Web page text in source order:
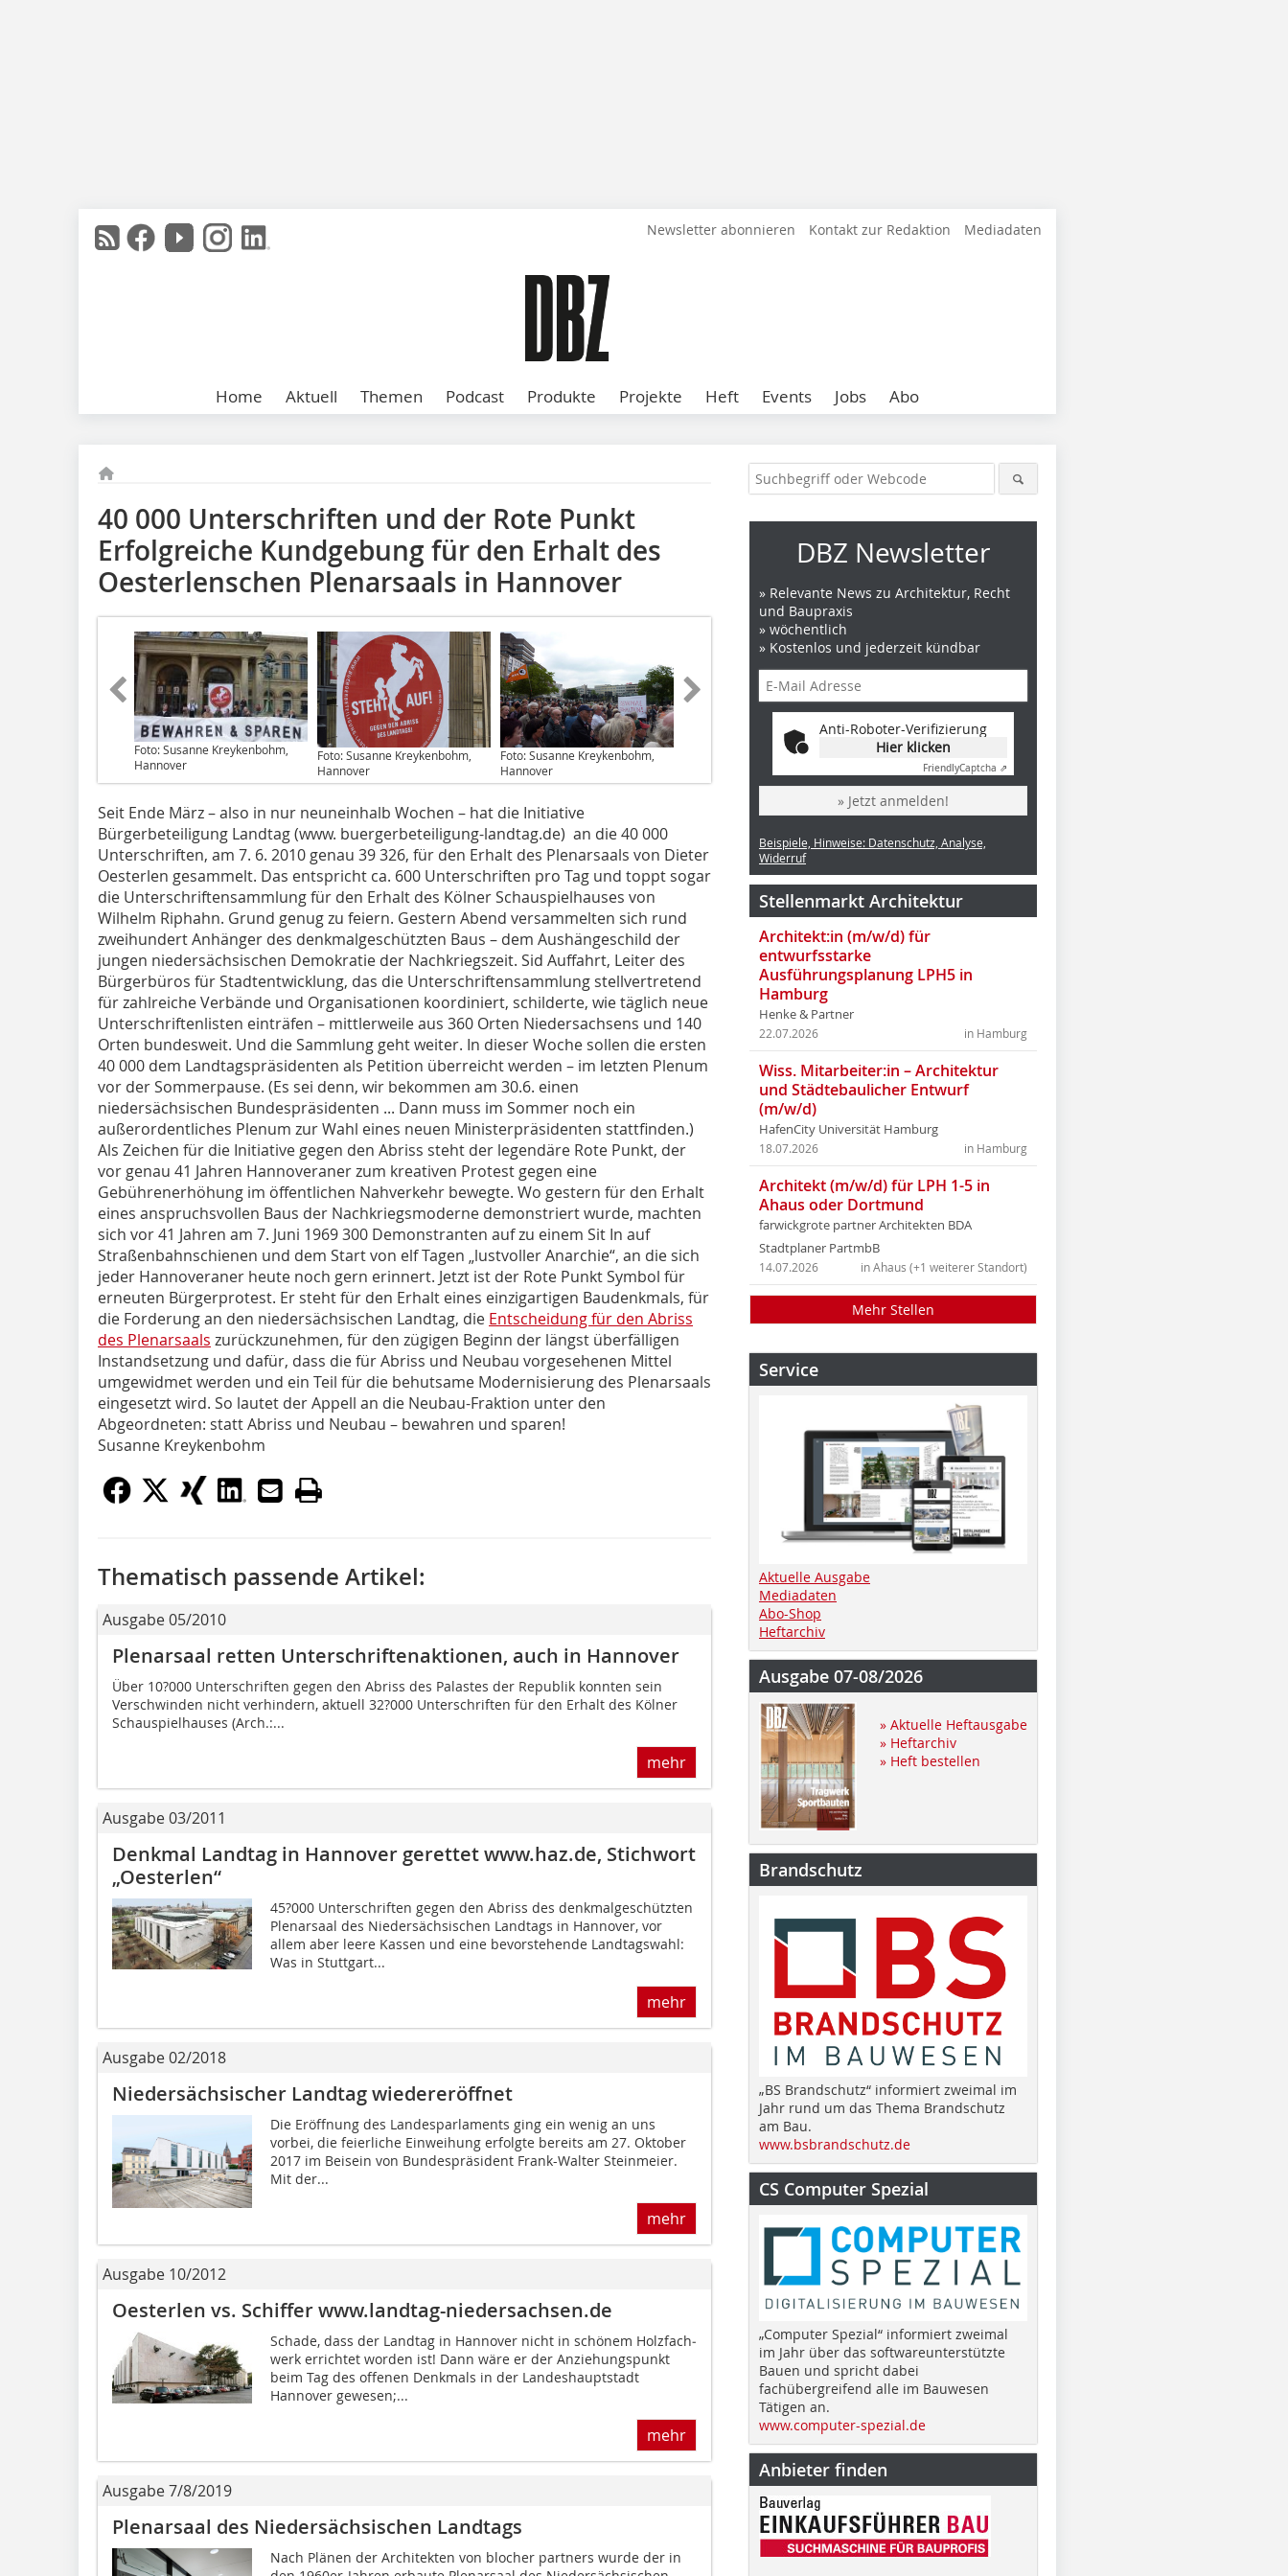
Newsletter abonnieren Kontakt zur Redaktion Mediadaten
Home Aktuell Themen Podcast Produkte Projekte Heft Events Jobs Abo
40 000 Unterschriften und der Rote Punkt
Erfolgreiche Kundgebung für den Erhalt des
Oesterlenschen Plenarsaals in Hannover
Foto: Susanne Kreykenbohm,
Hannover
Foto: Susanne Kreykenbohm,
Hannover
Foto: Susanne Kreykenbohm,
Hannover
Seit Ende März – also in nur neuneinhalb Wochen – hat die Initiative
Bürgerbeteiligung Landtag (www. buergerbeteiligung-landtag.de) an die 40 000
Unterschriften, am 7. 6. 2010 genau 39 326, für den Erhalt des Plenarsaals von Dieter
Oesterlen gesammelt. Das entspricht ca. 600 Unterschriften pro Tag und toppt sogar
die Unterschriftensammlung für den Erhalt des Kölner Schauspielhauses von
Wilhelm Riphahn. Grund genug zu feiern. Gestern Abend versammelten sich rund
zweihundert Anhänger des denkmalgeschützten Baus – dem Aushängeschild der
jungen niedersächsischen Demokratie der Nachkriegszeit. Sid Auffahrt, Leiter des
Bürgerbüros für Stadtentwicklung, das die Unterschriftensammlung stellvertretend
für zahlreiche Verbände und Organisationen koordiniert, schilderte, wie täglich neue
Unterschriftenlisten einträfen – mittlerweile aus 360 Orten Niedersachsens und 140
Orten bundesweit. Und die Sammlung geht weiter. In dieser Woche sollen die ersten
40 000 dem Landtagspräsidenten als Petition überreicht werden – im letzten Plenum
vor der Sommerpause. (Es sei denn, wir bekommen am 30.6. einen
niedersächsischen Bundespräsidenten ... Dann muss im Sommer noch ein
außerordentliches Plenum zur Wahl eines neuen Ministerpräsidenten stattfinden.)
Als Zeichen für die Initiative gegen den Abriss steht der legendäre Rote Punkt, der
vor genau 41 Jahren Hannoveraner zum kreativen Protest gegen eine
Gebührenerhöhung im öffentlichen Nahverkehr bewegte. Wo gestern für den Erhalt
eines anspruchsvollen Baus der Nachkriegsmoderne demonstriert wurde, machten
sich vor 41 Jahren am 7. Juni 1969 300 Demonstranten auf zu einem Sit In auf
Straßenbahnschienen und dem Start von elf Tagen „lustvoller Anarchie“, an die sich
jeder Hannoveraner heute noch gern erinnert. Jetzt ist der Rote Punkt Symbol für
erneuten Bürgerprotest. Er steht für den Erhalt eines einzigartigen Baudenkmals, für
die Forderung an den niedersächsischen Landtag, die Entscheidung für den Abriss
des Plenarsaals zurückzunehmen, für den zügigen Beginn der längst überfälligen
Instandsetzung und dafür, dass die für Abriss und Neubau vorgesehenen Mittel
umgewidmet werden und ein Teil für die behutsame Modernisierung des Plenarsaals
eingesetzt wird. So lautet der Appell an die Neubau-Fraktion unter den
Abgeordneten: statt Abriss und Neubau – bewahren und sparen!
Susanne Kreykenbohm
Thematisch passende Artikel:
Ausgabe 05/2010
Plenarsaal retten Unterschriftenaktionen, auch in Hannover
Über 10?000 Unterschriften gegen den Abriss des Palastes der Republik konnten sein
Verschwinden nicht verhindern, aktuell 32?000 Unterschriften für den Erhalt des Kölner
Schauspielhauses (Arch.:...
mehr
Ausgabe 03/2011
Denkmal Landtag in Hannover gerettet www.haz.de, Stichwort
„Oesterlen“
45?000 Unterschriften gegen den Abriss des denkmalgeschützten
Plenarsaal des Niedersächsischen Landtags in Hannover, vor
allem aber leere Kassen und eine bevorstehende Landtagswahl:
Was in Stuttgart...
mehr
Ausgabe 02/2018
Niedersächsischer Landtag wiedereröffnet
Die Eröffnung des Landesparlaments ging ein wenig an uns
vorbei, die feierliche Einweihung erfolgte bereits am 27. Oktober
2017 im Beisein von Bundespräsident Frank-Walter Steinmeier.
Mit der...
mehr
Ausgabe 10/2012
Oesterlen vs. Schiffer www.landtag-niedersachsen.de
Schade, dass der Landtag in Hannover nicht in schönem Holz­fach­
werk errichtet worden ist! Dann wäre er der Anziehungspunkt
beim Tag des offenen Denkmals in der Landeshauptstadt
Hannover gewesen;...
mehr
Ausgabe 7/8/2019
Plenarsaal des Niedersächsischen Landtags
Nach Plänen der Architekten von blocher partners wurde der in
DBZ Newsletter
» Relevante News zu Architektur, Recht
und Baupraxis
» wöchentlich
» Kostenlos und jederzeit kündbar
Anti-Roboter-Verifizierung
Hier klicken
FriendlyCaptcha ⇗
» Jetzt anmelden!
Beispiele, Hinweise: Datenschutz, Analyse,
Widerruf
Stellenmarkt Architektur
Architekt:in (m/w/d) für
entwurfsstarke
Ausführungsplanung LPH5 in
Hamburg
Henke & Partner
in Hamburg
22.07.2026
Wiss. Mitarbeiter:in – Architektur
und Städtebaulicher Entwurf
(m/w/d)
HafenCity Universität Hamburg
in Hamburg
18.07.2026
Architekt (m/w/d) für LPH 1-5 in
Ahaus oder Dortmund
farwickgrote partner Architekten BDA
Stadtplaner PartmbB
in Ahaus (+1 weiterer Standort)
14.07.2026
Mehr Stellen
Service
Aktuelle Ausgabe
Mediadaten
Abo-Shop
Heftarchiv
Ausgabe 07-08/2026
» Aktuelle Heftausgabe
» Heftarchiv
» Heft bestellen
Brandschutz
„BS Brandschutz“ informiert zweimal im
Jahr rund um das Thema Brandschutz
am Bau.
www.bsbrandschutz.de
CS Computer Spezial
„Computer Spezial“ informiert zweimal
im Jahr über das softwareunterstützte
Bauen und spricht dabei
fachübergreifend alle im Bauwesen
Tätigen an.
www.computer-spezial.de
Anbieter finden